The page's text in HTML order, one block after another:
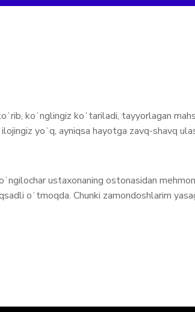
koʻnglingiz koʻtariladi, tayyorlagan
yoʻq, ayniqsa hayotga zavq-shavq
ustaxonaning ostonasidan
oʻtmoqda. Chunki zamondoshlarim